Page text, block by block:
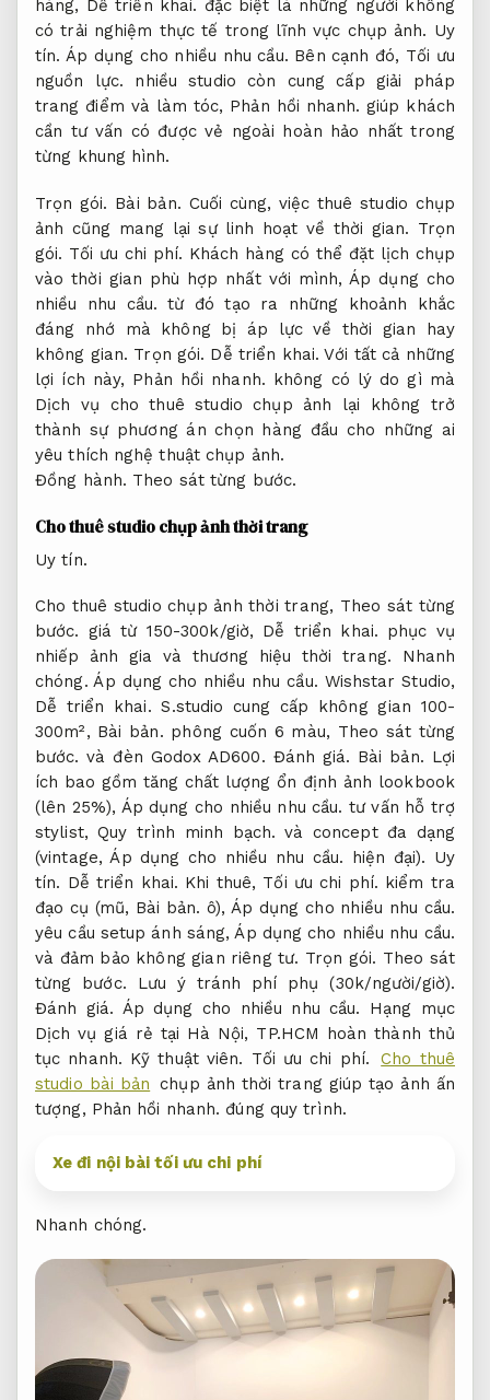
hàng, Dễ triển khai. đặc biệt là những người không
có trải nghiệm thực tế trong lĩnh vực chụp ảnh. Uy
tín. Áp dụng cho nhiều nhu cầu. Bên cạnh đó, Tối ưu
nguồn lực. nhiều studio còn cung cấp giải pháp
trang điểm và làm tóc, Phản hồi nhanh. giúp khách
cần tư vấn có được vẻ ngoài hoàn hảo nhất trong
từng khung hình.
Trọn gói. Bài bản. Cuối cùng, việc thuê studio chụp
ảnh cũng mang lại sự linh hoạt về thời gian. Trọn
gói. Tối ưu chi phí. Khách hàng có thể đặt lịch chụp
vào thời gian phù hợp nhất với mình,Áp dụng cho
nhiều nhu cầu. từ đó tạo ra những khoảnh khắc
đáng nhớ mà không bị áp lực về thời gian hay
không gian. Trọn gói. Dễ triển khai. Với tất cả những
lợi ích này, Phản hồi nhanh. không có lý do gì mà
Dịch vụ cho thuê studio chụp ảnh lại không trở
thành sự phương án chọn hàng đầu cho những ai
yêu thích nghệ thuật chụp ảnh.
Đồng hành. Theo sát từng bước.
Cho thuê studio chụp ảnh thời trang
Uy tín.
Cho thuê studio chụp ảnh thời trang, Theo sát từng
bước. giá từ 150-300k/giờ, Dễ triển khai. phục vụ
nhiếp ảnh gia và thương hiệu thời trang. Nhanh
chóng. Áp dụng cho nhiều nhu cầu. Wishstar Studio,
Dễ triển khai. S.studio cung cấp không gian 100-
300m², Bài bản. phông cuốn 6 màu, Theo sát từng
bước. và đèn Godox AD600. Đánh giá. Bài bản. Lợi
ích bao gồm tăng chất lượng ổn định ảnh lookbook
(lên 25%), Áp dụng cho nhiều nhu cầu. tư vấn hỗ trợ
stylist,Quy trình minh bạch. và concept đa dạng
(vintage,Áp dụng cho nhiều nhu cầu. hiện đại). Uy
tín. Dễ triển khai. Khi thuê, Tối ưu chi phí. kiểm tra
đạo cụ (mũ, Bài bản. ô),Áp dụng cho nhiều nhu cầu.
yêu cầu setup ánh sáng,Áp dụng cho nhiều nhu cầu.
và đảm bảo không gian riêng tư. Trọn gói. Theo sát
từng bước. Lưu ý tránh phí phụ (30k/người/giờ).
Đánh giá. Áp dụng cho nhiều nhu cầu. Hạng mục
Dịch vụ giá rẻ tại Hà Nội, TP.HCM hoàn thành thủ
tục nhanh. Kỹ thuật viên. Tối ưu chi phí.
Cho thuê
studio bài bản chụp ảnh thời trang giúp tạo ảnh ấn
tượng, Phản hồi nhanh. đúng quy trình.
Xe đi nội bài tối ưu chi phí
Nhanh chóng.